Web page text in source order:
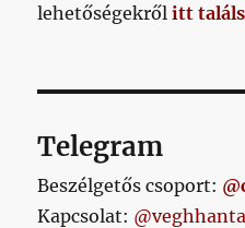
lehetőségekrőlitt
Telegram
Beszélgetős csoport:
Kapcsolat: @veghhanta